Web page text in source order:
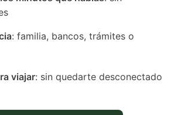
: familia, bancos, trámites o
viajar: sin quedarte desconectado